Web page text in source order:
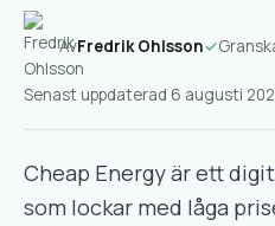
AvFredrik Ohlsson✓
Senast uppdaterad 6 augusti
Cheap Energy är ett
som lockar med låga